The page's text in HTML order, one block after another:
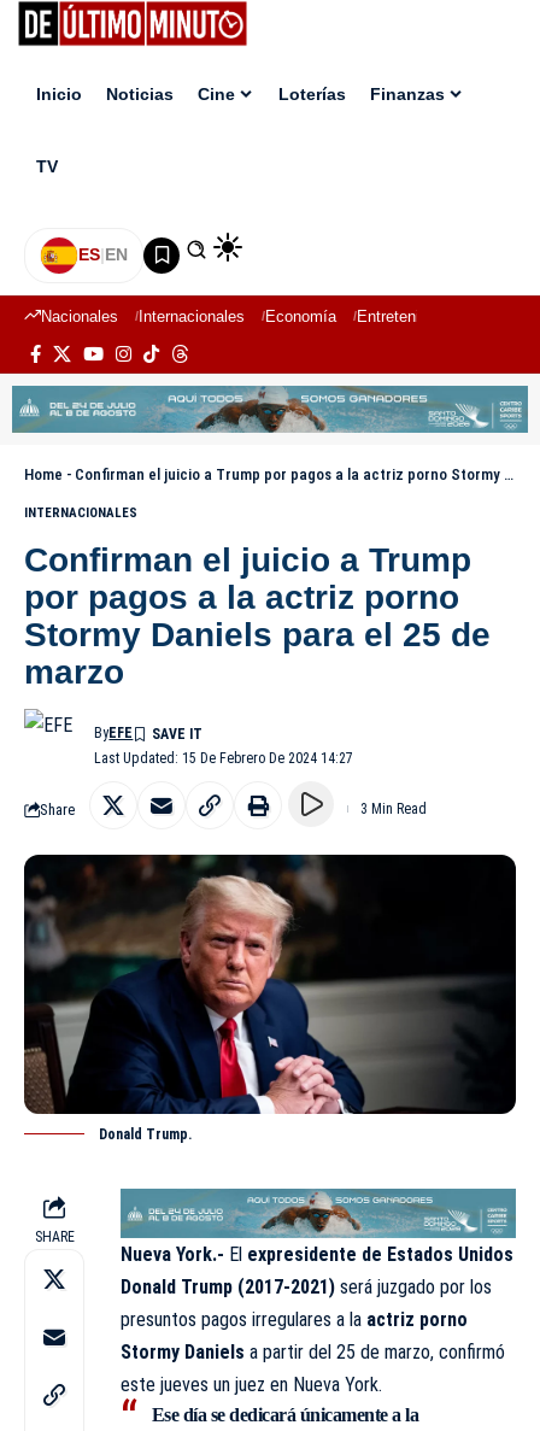
Inicio Noticias Cine Loterías Finanzas
TV
ES|EN
Nacionales Internacionales Economía Entretenimiento
Home - Confirman el juicio a Trump por pagos a la actriz porno Stormy Daniels para el 25 de marzo
INTERNACIONALES
Confirman el juicio a Trump
por pagos a la actriz porno
Stormy Daniels para el 25 de
marzo
Last Updated: 15 De Febrero De 2024 14:27
ByEFE
Share 3 Min Read
Donald Trump.
SHARE
Nueva York.- El expresidente de Estados Unidos
Donald Trump (2017-2021) será juzgado por los
presuntos pagos irregulares a la actriz porno
Stormy Daniels a partir del 25 de marzo, confirmó
este jueves un juez en Nueva York.
Ese día se dedicará únicamente a la